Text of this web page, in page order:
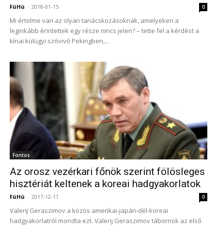
FüHü - 2018-01-15 0
Mi értelme van az olyan tanácskozásoknak, amelyeken a
leginkább érintettek egy része nincs jelen? – tette fel a kérdést a
kínai külügyi szóvivő Pekingben,...
Fontos
Az orosz vezérkari főnök szerint fölösleges
hisztériát keltenek a koreai hadgyakorlatok
FüHü - 2017-12-11 0
Valerij Geraszimov a közös amerikai-japán-dél-koreai
hadgyakorlatról mondta ezt. Valerij Geraszimov tábornok az első